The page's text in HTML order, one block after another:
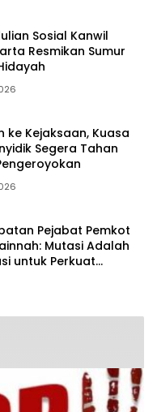
Sosial Kanwil
Resmikan Sumur
ke Kejaksaan, Kuasa
Segera Tahan
Pejabat Pemkot
Mutasi Adalah
untuk Perkuat